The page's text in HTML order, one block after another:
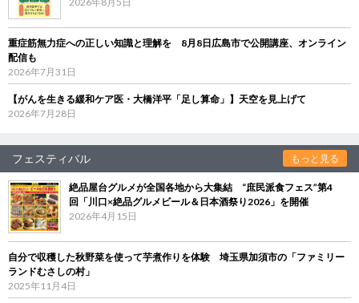
重症筋無力症への正しい知識と理解を 8月8日広島市で公開講座、オンライン
配信も
2026年7月31日
【がんを生きる緩和ケア医・大橋洋平「足し算命」】天空を見上げて
2026年7月28日
フェスティバル もっと見る
絶品屋台グルメが全国各地から大集結 “庶民派食フェス”第4
回「川口×絶品グルメビール＆日本酒祭り2026」を開催
2026年4月15日
自分で収穫した秋野菜を使って芋煮作りを体験 埼玉県加須市の「ファミリー
ランドむさしの村」
2025年11月4日